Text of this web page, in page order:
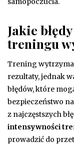
Jakie
treningu
Trening
rezultaty, jednak
błędów, które
bezpieczeństwo
z najczęstszych
intensywności
prowadzić do